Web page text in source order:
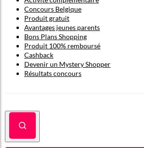
Concours Belgique
Produit gratuit
Avantages jeunes parents
Bons Plans Shopping
Produit 100% remboursé
Cashback
Devenir un Mystery Shopper
Résultats concours